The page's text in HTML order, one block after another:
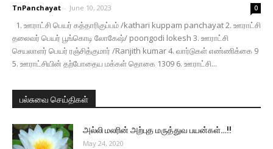
TnPanchayat - June 10, 2023 0
1. ஊராட்சி பெயர் கத்தாரிகுப்பம் /kathari kuppam panchayat 2. ஊராட்சி
தலைவர் பெயர் பூங்கொடி லோகேஷ்/ poongodi lokesh 3. ஊராட்சி
செயலாளர் பெயர் ரஞ்சித்குமார் /Ranjith kumar 4. வார்டுகள் எண்ணிக்கை 9
5. ஊராட்சியின் தற்போதைய மக்கள் தொகை 1309 6. ஊராட்சி...
பல்சுவை செய்திகள்
அல்லி மலரின் அற்புத மருத்துவ பயன்கள்…!!
May 24, 2020